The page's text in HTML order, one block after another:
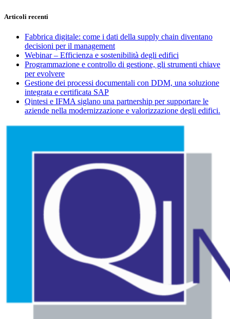
Articoli recenti
Fabbrica digitale: come i dati della supply chain diventano
decisioni per il management
Webinar – Efficienza e sostenibilità degli edifici
Programmazione e controllo di gestione, gli strumenti chiave
per evolvere
Gestione dei processi documentali con DDM, una soluzione
integrata e certificata SAP
Qintesi e IFMA siglano una partnership per supportare le
aziende nella modernizzazione e valorizzazione degli edifici.